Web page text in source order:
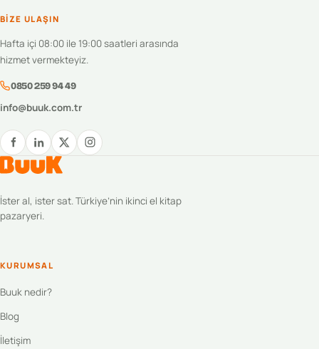
BIZE ULAŞIN
Hafta içi 08:00 ile 19:00 saatleri arasında
hizmet vermekteyiz.
0850 259 94 49
info@buuk.com.tr
İster al, ister sat. Türkiye’nin ikinci el kitap
pazaryeri.
KURUMSAL
Buuk nedir?
Blog
İletişim